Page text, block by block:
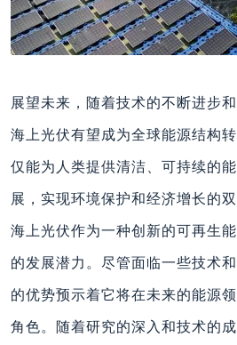
展望未来，随着技术的不断进步
海上光伏有望成为全球能源结构
仅能为人类提供清洁、可持续的
展，实现环境保护和经济增长的双
海上光伏作为一种创新的可再生
的发展潜力。尽管面临一些技术
的优势预示着它将在未来的能源
角色。随着研究的深入和技术的